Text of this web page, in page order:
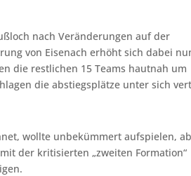
nach Veränderungen auf der
von Eisenach erhöht sich dabei
die restlichen 15 Teams hautnah um
die abstiegsplätze unter sich
wollte unbekümmert aufspielen,
der kritisierten „zweiten Formation“